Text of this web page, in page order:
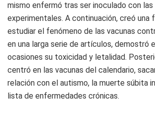
mismo enfermó tras ser inoculado con
experimentales. A continuación, creó una
estudiar el fenómeno de las vacunas
en una larga serie de artículos, demostró
ocasiones su toxicidad y letalidad.
centró en las vacunas del calendario,
relación con el autismo, la muerte súbita
lista de enfermedades crónicas.